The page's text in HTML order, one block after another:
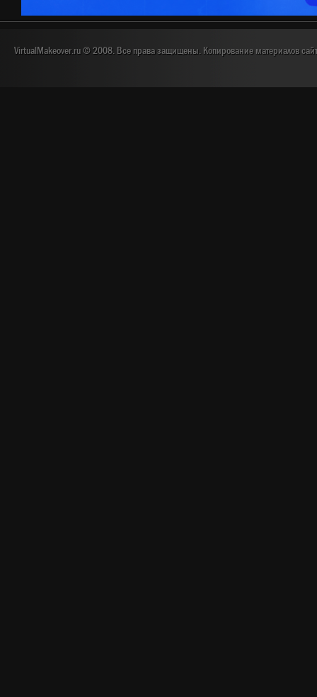
VirtualMakeover.ru © 2008. Все права защищены. Копирование материалов